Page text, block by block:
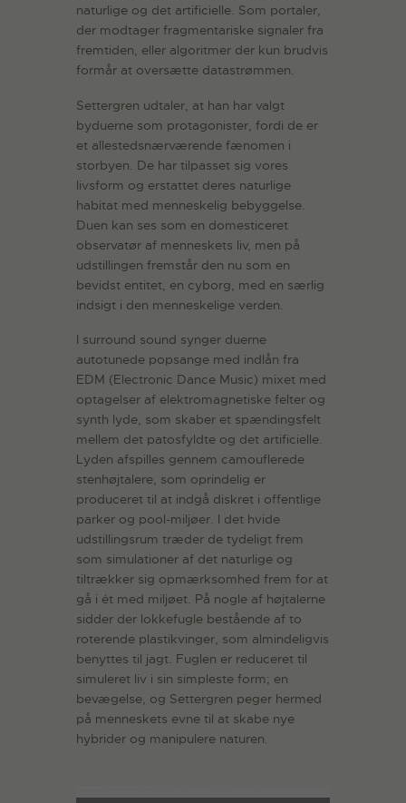
naturlige og det artificielle. Som portaler,
der modtager fragmentariske signaler fra
fremtiden, eller algoritmer der kun brudvis
formår at oversætte datastrømmen.
Settergren udtaler, at han har valgt
byduerne som protagonister, fordi de er
et allestedsnærværende fænomen i
storbyen. De har tilpasset sig vores
livsform og erstattet deres naturlige
habitat med menneskelig bebyggelse.
Duen kan ses som en domesticeret
observatør af menneskets liv, men på
udstillingen fremstår den nu som en
bevidst entitet, en cyborg, med en særlig
indsigt i den menneskelige verden.
I surround sound synger duerne
autotunede popsange med indlån fra
EDM (Electronic Dance Music) mixet med
optagelser af elektromagnetiske felter og
synth lyde, som skaber et spændingsfelt
mellem det patosfyldte og det artificielle.
Lyden afspilles gennem camouflerede
stenhøjtalere, som oprindelig er
produceret til at indgå diskret i offentlige
parker og pool-miljøer. I det hvide
udstillingsrum træder de tydeligt frem
som simulationer af det naturlige og
tiltrækker sig opmærksomhed frem for at
gå i ét med miljøet. På nogle af højtalerne
sidder der lokkefugle bestående af to
roterende plastikvinger, som almindeligvis
benyttes til jagt. Fuglen er reduceret til
simuleret liv i sin simpleste form; en
bevægelse, og Settergren peger hermed
på menneskets evne til at skabe nye
hybrider og manipulere naturen.